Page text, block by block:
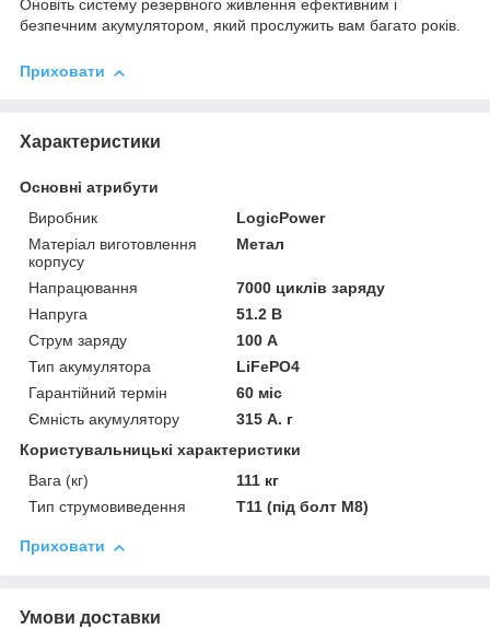
Оновіть систему резервного живлення ефективним і
безпечним акумулятором, який прослужить вам багато років.
Приховати
Характеристики
Основні атрибути
Виробник
LogicPower
Матеріал виготовлення
корпусу
Метал
Напрацювання
7000 циклів заряду
Напруга
51.2 В
Струм заряду
100 А
Тип акумулятора
LiFePO4
Гарантійний термін
60 міс
Ємність акумулятору
315 А. г
Користувальницькі характеристики
Вага (кг)
111 кг
Тип струмовиведення
Т11 (під болт М8)
Приховати
Умови доставки